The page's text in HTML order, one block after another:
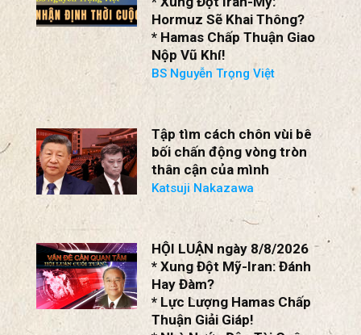
CHUYÊN MỤC VIEW ALL
SBTN NHẬN ĐỊNH THỜI
CUỘC ngày 8/8/2026
* Xung Đột Iran-Mỹ:
Hormuz Sẽ Khai Thông?
* Hamas Chấp Thuận Giao
Nộp Vũ Khí!
BS Nguyễn Trọng Việt
Tập tìm cách chôn vùi bê
bối chấn động vòng tròn
thân cận của mình
Katsuji Nakazawa